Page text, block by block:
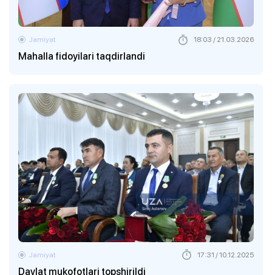
Mahalla fidoyilari taqdirlandi
Jamiyat 18:03 / 21.03.2026
Davlat mukofotlari topshirildi
Jamiyat 17:31 / 10.12.2025